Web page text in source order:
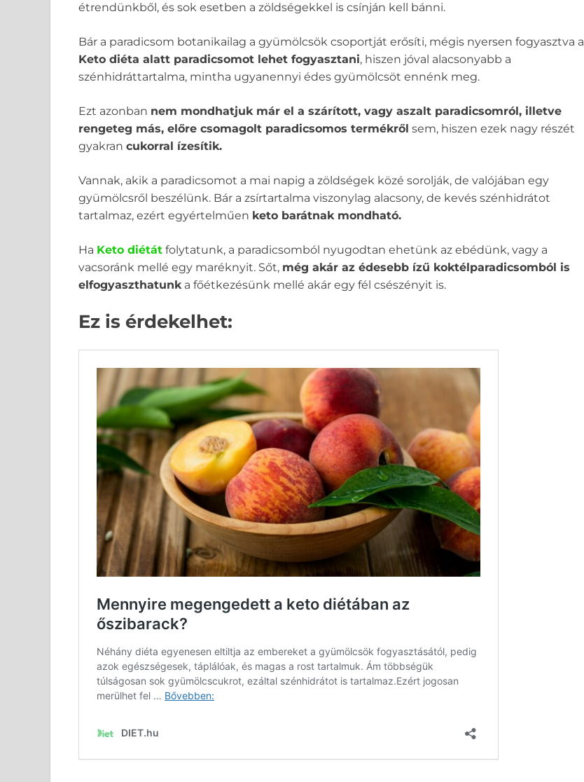
étrendünkből, és sok esetben a zöldségekkel is csínján kell bánni.
Bár a paradicsom botanikailag a gyümölcsök csoportját erősíti, mégis nyersen fogyasztva a
Keto diéta alatt paradicsomot lehet fogyasztani, hiszen jóval alacsonyabb a
szénhidráttartalma, mintha ugyanennyi édes gyümölcsöt ennénk meg.
Ezt azonban nem mondhatjuk már el a szárított, vagy aszalt paradicsomról, illetve
rengeteg más, előre csomagolt paradicsomos termékről sem, hiszen ezek nagy részét
gyakran cukorral ízesítik.
Vannak, akik a paradicsomot a mai napig a zöldségek közé sorolják, de valójában egy
gyümölcsről beszélünk. Bár a zsírtartalma viszonylag alacsony, de kevés szénhidrátot
tartalmaz, ezért egyértelműen keto barátnak mondható.
Ha Keto diétát folytatunk, a paradicsomból nyugodtan ehetünk az ebédünk, vagy a
vacsoránk mellé egy maréknyit. Sőt, még akár az édesebb ízű koktélparadicsomból is
elfogyaszthatunka főétkezésünk mellé akár egy fél csészényit is.
Ez is érdekelhet: